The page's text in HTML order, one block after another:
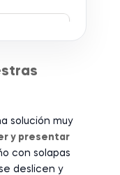
solución muy
y presentar
con solapas
deslicen y